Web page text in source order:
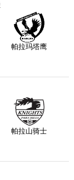
帕拉玛塔鹰
帕拉山骑士